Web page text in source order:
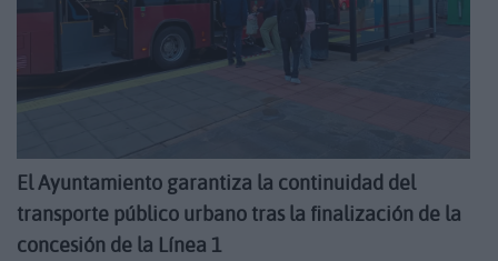
El Ayuntamiento garantiza la continuidad del
transporte público urbano tras la finalización de la
concesión de la Línea 1